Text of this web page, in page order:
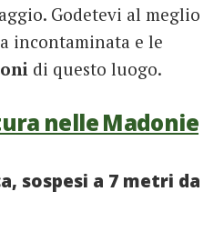
Godetevi al meglio
incontaminata e le
di questo luogo.
nelle Madonie
sospesi a 7 metri da